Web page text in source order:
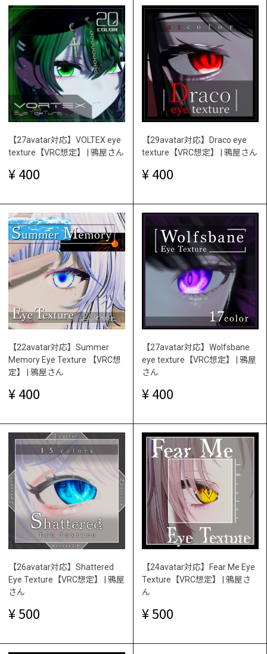
【27avatar対応】VOLTEX eye
texture【VRC想定】 | 鴉屋さん
400
【29avatar対応】Draco eye
texture【VRC想定】 | 鴉屋さん
400
【22avatar対応】Summer
Memory Eye Texture 【VRC想
定】 | 鴉屋さん
400
【27avatar対応】Wolfsbane
eye texture【VRC想定】 | 鴉屋
さん
400
【26avatar対応】Shattered
Eye Texture【VRC想定】 | 鴉屋
さん
500
【24avatar対応】Fear Me Eye
Texture【VRC想定】 | 鴉屋さ
ん
500